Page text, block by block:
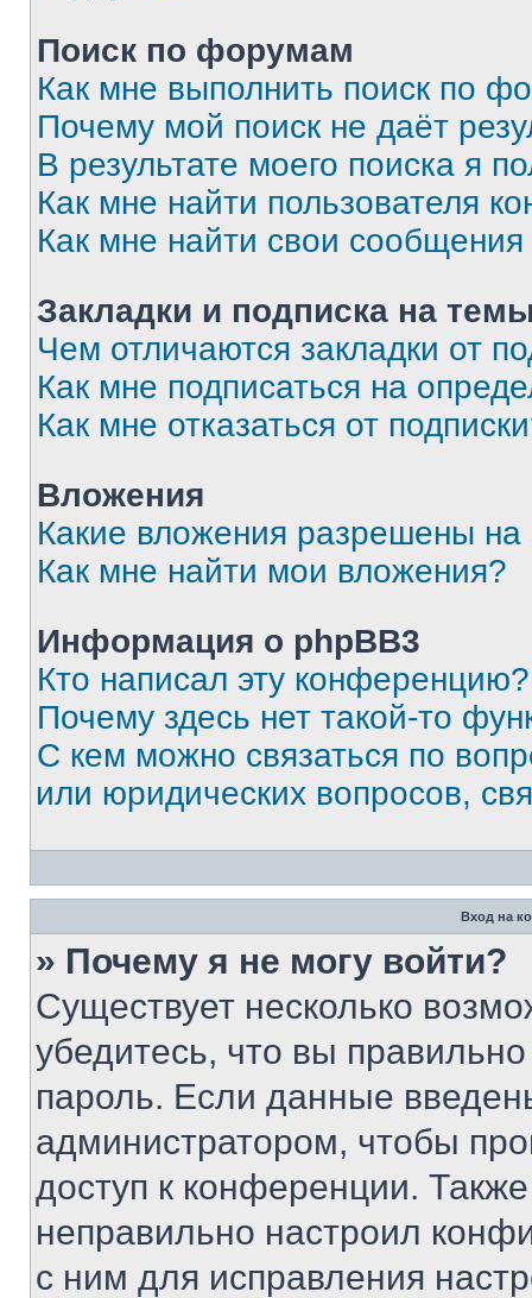
Поиск по форумам
Как мне выполнить поиск по
Почему мой поиск не даёт
В результате моего поиска я
Как мне найти пользователя
Как мне найти свои
Закладки и подписка на
Чем отличаются закладки от
Как мне подписаться на
Как мне отказаться от
Вложения
Какие вложения разрешены
Как мне найти мои вложения?
Информация о phpBB3
Кто написал эту конференцию?
Почему здесь нет такой-то
С кем можно связаться по
или юридических вопросов,
Вход на
» Почему я не могу войти?
Существует несколько
убедитесь, что вы
пароль. Если данные
администратором, чтобы
доступ к конференции.
неправильно настроил
с ним для исправления